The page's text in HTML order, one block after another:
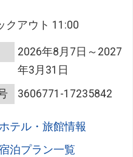
クアウト 11:00
2026年8月7日～2027
年3月31日
3606771-17235842
テル・旅館情報
泊プラン一覧